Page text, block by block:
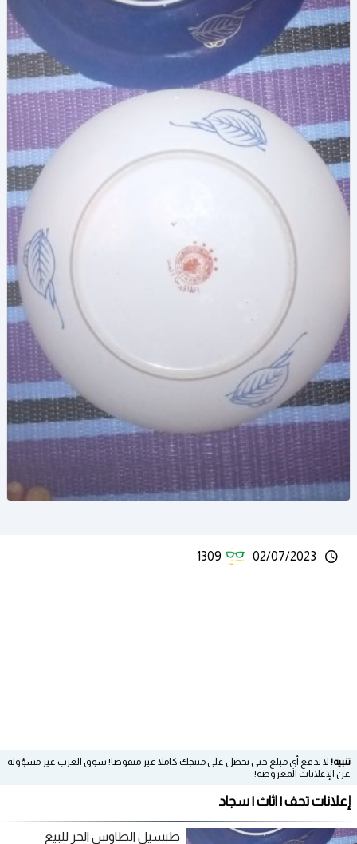
02/07/2023
1309
تنبيه! لا تدفع أي مبلغ حتى تحصل على منتجك كاملا غير منقوصا! سوق العرب غير مسؤولة
عن الإعلانات المعروضة!
إعلانات تحف | اثاث | سجاد
طبسيل الطاوس الحر للبيع